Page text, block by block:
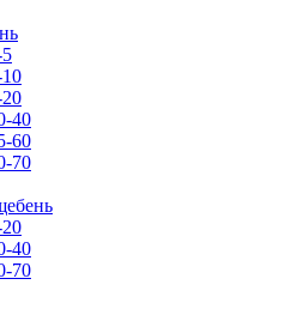
40
60
70
40
70